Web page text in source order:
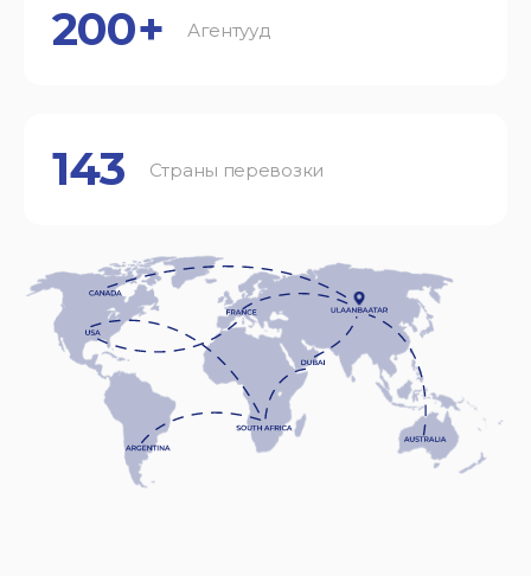
200+ Агентууд
143 Страны перевозки